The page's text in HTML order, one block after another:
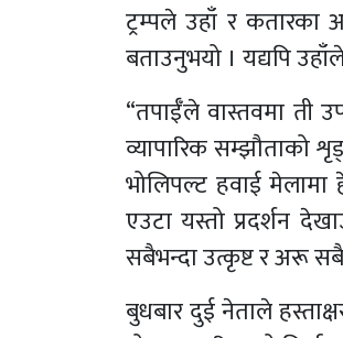
ट्रम्पले उहाँ र कतारका
बताउनुभयो । यद्यपि
“तपाईँले वास्तवमा ती
व्यापारिक सम्झौताको
भोलिपल्ट हवाई मेलामा
एउटा यस्तो प्रदर्शन
सबैभन्दा उत्कृष्ट र अरू
बुधबार दुई नेताले